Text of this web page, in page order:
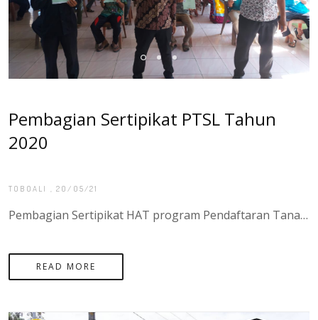
Pembagian Sertipikat PTSL Tahun
2020
TOBOALI , 20/05/21
Pembagian Sertipikat HAT program Pendaftaran Tanah Sistematis Lengkap (PTSL) sebanyak 900 Sertipikat di desa Pasir Putih Kecamatan Sadai, Kota Manado.
READ MORE